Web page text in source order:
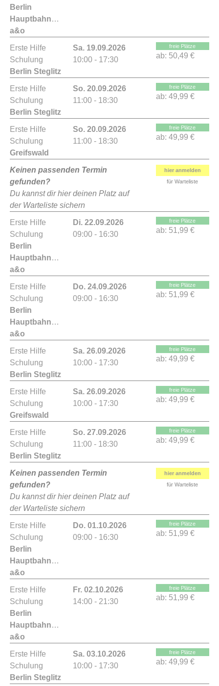
Berlin
Hauptbahnhof
a&o
Erste Hilfe
Schulung
Berlin Steglitz
Sa. 19.09.2026
10:00 - 17:30
freie Plätze
ab: 50,49 €
Erste Hilfe
Schulung
Berlin Steglitz
So. 20.09.2026
11:00 - 18:30
freie Plätze
ab: 49,99 €
Erste Hilfe
Schulung
Greifswald
So. 20.09.2026
11:00 - 18:30
freie Plätze
ab: 49,99 €
Keinen passenden Termin
gefunden?
Du kannst dir hier deinen Platz auf
der Warteliste sichern
hier anmelden
für Warteliste
Erste Hilfe
Schulung
Berlin
Hauptbahnhof
a&o
Di. 22.09.2026
09:00 - 16:30
freie Plätze
ab: 51,99 €
Erste Hilfe
Schulung
Berlin
Hauptbahnhof
a&o
Do. 24.09.2026
09:00 - 16:30
freie Plätze
ab: 51,99 €
Erste Hilfe
Schulung
Berlin Steglitz
Sa. 26.09.2026
10:00 - 17:30
freie Plätze
ab: 49,99 €
Erste Hilfe
Schulung
Greifswald
Sa. 26.09.2026
10:00 - 17:30
freie Plätze
ab: 49,99 €
Erste Hilfe
Schulung
Berlin Steglitz
So. 27.09.2026
11:00 - 18:30
freie Plätze
ab: 49,99 €
Keinen passenden Termin
gefunden?
Du kannst dir hier deinen Platz auf
der Warteliste sichern
hier anmelden
für Warteliste
Erste Hilfe
Schulung
Berlin
Hauptbahnhof
a&o
Do. 01.10.2026
09:00 - 16:30
freie Plätze
ab: 51,99 €
Erste Hilfe
Schulung
Berlin
Hauptbahnhof
a&o
Fr. 02.10.2026
14:00 - 21:30
freie Plätze
ab: 51,99 €
Erste Hilfe
Schulung
Berlin Steglitz
Sa. 03.10.2026
10:00 - 17:30
freie Plätze
ab: 49,99 €